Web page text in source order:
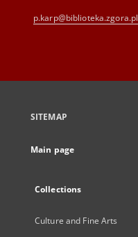
p.karp@biblioteka.zgora.pl
SITEMAP
Main page
Collections
Culture and Fine Arts